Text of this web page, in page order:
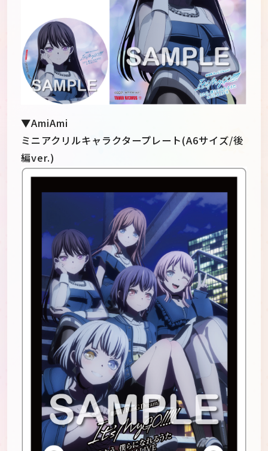
▼AmiAmi
ミニアクリルキャラクタープレート(A6サイズ/後
編ver.)